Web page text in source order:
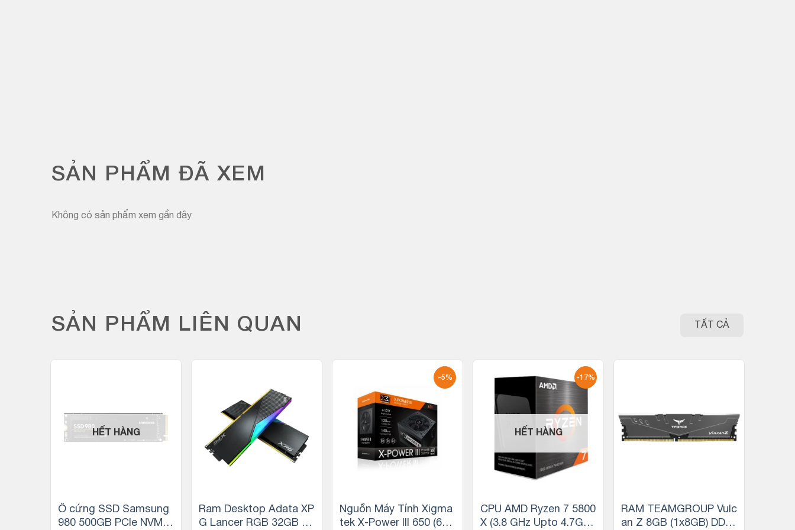
SẢN PHẨM ĐÃ XEM
Không có sản phẩm xem gần đây
SẢN PHẨM LIÊN QUAN TẤT CẢ
HẾT HÀNG
Ổ cứng SSD Samsung
980 500GB PCIe NVMe
Ram Desktop Adata XP
G Lancer RGB 32GB (2
-5%
Nguồn Máy Tính Xigma
tek X-Power III 650 (600
-17%
HẾT HÀNG
CPU AMD Ryzen 7 5800
X (3.8 GHz Upto 4.7GHz
RAM TEAMGROUP Vulc
an Z 8GB (1x8GB) DDR